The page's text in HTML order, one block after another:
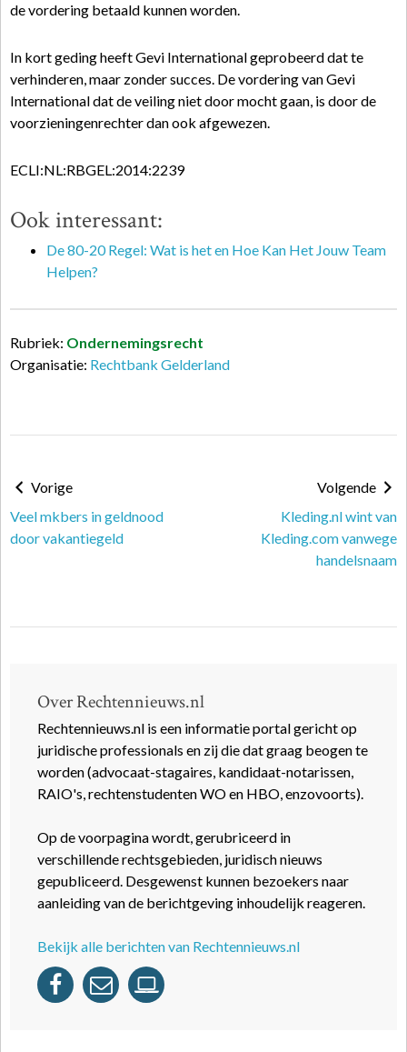
de vordering betaald kunnen worden.
In kort geding heeft Gevi International geprobeerd dat te
verhinderen, maar zonder succes. De vordering van Gevi
International dat de veiling niet door mocht gaan, is door de
voorzieningenrechter dan ook afgewezen.
ECLI:NL:RBGEL:2014:2239
Ook interessant:
De 80-20 Regel: Wat is het en Hoe Kan Het Jouw Team
Helpen?
Rubriek: Ondernemingsrecht
Organisatie: Rechtbank Gelderland
Vorige
Veel mkbers in geldnood
door vakantiegeld
Volgende
Kleding.nl wint van
Kleding.com vanwege
handelsnaam
Over Rechtennieuws.nl
Rechtennieuws.nl is een informatie portal gericht op
juridische professionals en zij die dat graag beogen te
worden (advocaat-stagaires, kandidaat-notarissen,
RAIO's, rechtenstudenten WO en HBO, enzovoorts).
Op de voorpagina wordt, gerubriceerd in
verschillende rechtsgebieden, juridisch nieuws
gepubliceerd. Desgewenst kunnen bezoekers naar
aanleiding van de berichtgeving inhoudelijk reageren.
Bekijk alle berichten van Rechtennieuws.nl